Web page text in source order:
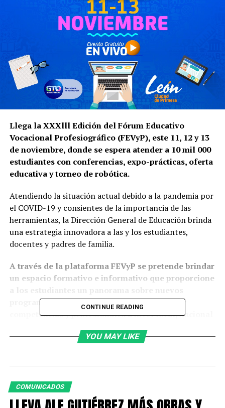
Llega la XXXlll Edición del Fórum Educativo
Vocacional Profesiográfico (FEVyP), este 11, 12 y 13
de noviembre, donde se espera atender a 10 mil 000
estudiantes con conferencias, expo-prácticas, oferta
educativa y torneo de robótica.
Atendiendo la situación actual debido a la pandemia por
el COVID-19 y consientes de la importancia de las
herramientas, la Dirección General de Educación brinda
una estrategia innovadora a las y los estudiantes,
docentes y padres de familia.
A través de la plataforma FEVyP se pretende brindar
un espacio formativo e informativo que proporcione
programas educativos, así como tendencias y
competencias y profesionales a nivel local, nacional
desarrollo en su elección de bachillerato o
tanto del municipio de León como de otros municipios
pertenecientes al estado, con alumnos de 3° de
CONTINUE READING
YOU MAY LIKE
COMUNICADOS